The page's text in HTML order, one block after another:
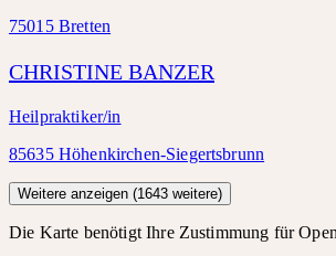
75015 Bretten
CHRISTINE BANZER
Heilpraktiker/in
85635 Höhenkirchen-Siegertsbrunn
Weitere anzeigen (1643 weitere)
Die Karte benötigt Ihre Zustimmung für